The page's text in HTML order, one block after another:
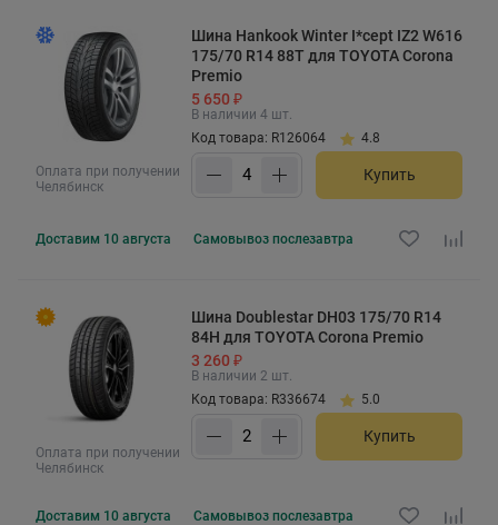
Оплата при получении
Челябинск
Шина Hankook Winter I*cept IZ2 W616
175/70 R14 88T для TOYOTA Corona
Premio
5 650 ₽
В наличии 4 шт.
Код товара: R126064
4.8
Купить
Доставим 10 августа Самовывоз послезавтра
Оплата при получении
Челябинск
Шина Doublestar DH03 175/70 R14
84H для TOYOTA Corona Premio
3 260 ₽
В наличии 2 шт.
Код товара: R336674
5.0
Купить
Доставим 10 августа Самовывоз послезавтра